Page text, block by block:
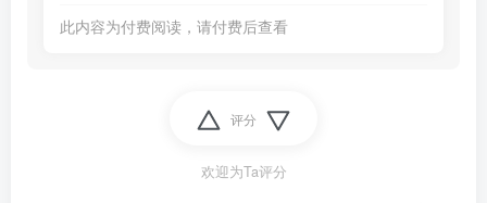
此内容为付费阅读，请付费后查看
评分
欢迎为Ta评分